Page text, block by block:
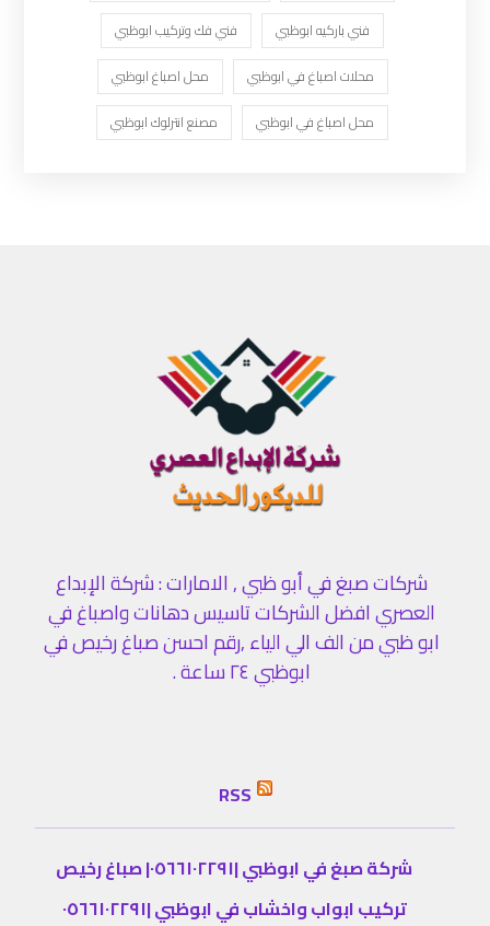
فني باركيه ابوظبي
فني فك وتركيب ابوظبي
محلات اصباغ في ابوظبي
محل اصباغ ابوظبي
محل اصباغ في ابوظبي
مصنع انترلوك ابوظبي
شركات صبغ في أبو ظبي , الامارات : شركة الإبداع
العصري افضل الشركات تاسيس دهانات واصباغ في
ابو ظبي من الف الي الياء ,رقم احسن صباغ رخيص في
ابوظبي ٢٤ ساعة .
RSS
شركة صبغ في ابوظبي |٠٥٦٦١٠٢٢٩١| صباغ رخيص
تركيب ابواب واخشاب في ابوظبي |٠٥٦٦١٠٢٢٩١